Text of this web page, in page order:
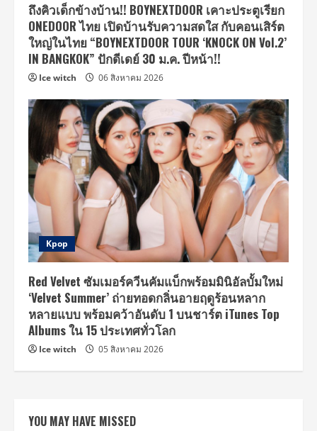
ถึงคิวเด็กข้างบ้าน!! BOYNEXTDOOR เคาะประตูเรียก
ONEDOOR ไทย เปิดบ้านรับความสดใส กับคอนเสิร์ต
ใหญ่ในไทย “BOYNEXTDOOR TOUR ‘KNOCK ON Vol.2’
IN BANGKOK” ปักดีเดย์ 30 ม.ค. ปีหน้า!!
Ice witch 06 สิงหาคม 2026
Kpop
Red Velvet ซัมเมอร์ควีนคัมแบ็กพร้อมมินิอัลบั้มใหม่
‘Velvet Summer’ ถ่ายทอดกลิ่นอายฤดูร้อนหลาก
หลายแบบ พร้อมคว้าอันดับ 1 บนชาร์ต iTunes Top
Albums ใน 15 ประเทศทั่วโลก
Ice witch 05 สิงหาคม 2026
YOU MAY HAVE MISSED